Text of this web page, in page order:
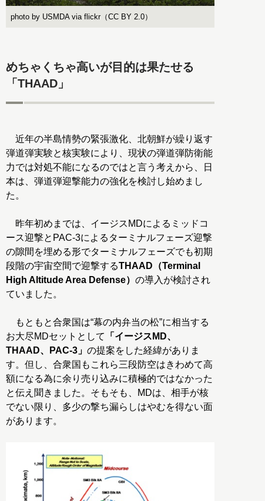
photo by USMDA via flickr（CC BY 2.0）
めちゃくちゃ高いが目的は果たせる
「THAAD」
近年の半島情勢の緊張激化、北朝鮮が繰り返す
弾道弾実験と核実験により、現状の弾道弾防衛能
力では対処不能になるのではと言う考えから、日
本は、弾道弾迎撃能力の強化を検討し始めまし
た。
昨年初めまでは、イージスMDによるミッドコ
ース迎撃とPAC-3によるターミナルフェーズ迎撃
の隙間を埋める形でターミナルフェーズでも初期
段階の宇宙空間で迎撃するTHAAD（Terminal
High Altitude Area Defense） の導入が検討され
ていました。
もともと合衆国は“幕の内弁当の松”に相当する
お大尽MDセットとして
「イージスMD、
THAAD、PAC-3」 の提案をした経緯がありま
す。但し、合衆国もこれら三段防空はきわめて高
額になる為に余り売り込みに積極的ではなかった
と伝え聞きました。そもそも、MDは、相手が核
でない限り、多少の撃ち漏らしはやむを得ない面
があります。